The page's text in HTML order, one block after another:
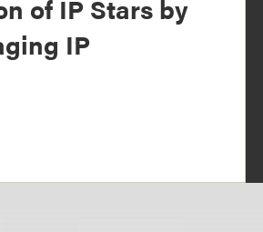
of IP Stars by
IP